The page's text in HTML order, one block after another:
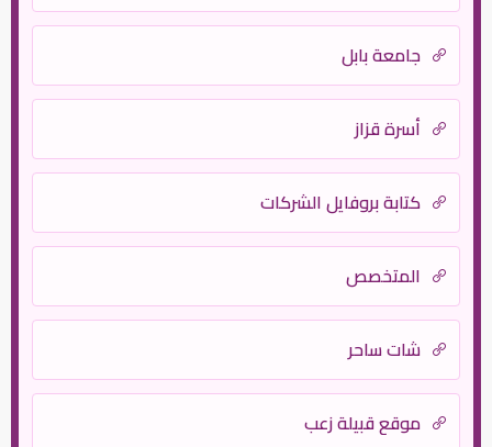
جامعة بابل
أسرة قزاز
كتابة بروفايل الشركات
المتخصص
شات ساحر
موقع قبيلة زعب